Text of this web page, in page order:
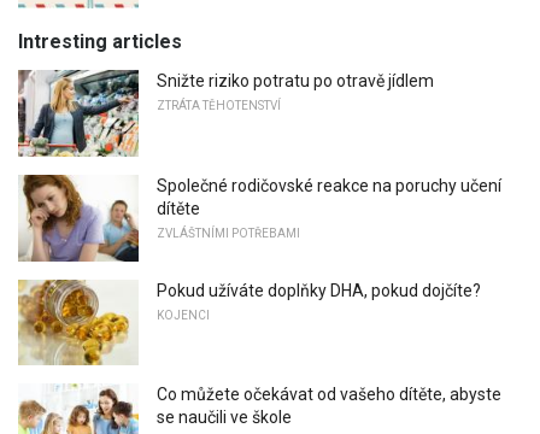
Intresting articles
Snižte riziko potratu po otravě jídlem
ZTRÁTA TĚHOTENSTVÍ
Společné rodičovské reakce na poruchy učení
dítěte
ZVLÁŠTNÍMI POTŘEBAMI
Pokud užíváte doplňky DHA, pokud dojčíte?
KOJENCI
Co můžete očekávat od vašeho dítěte, abyste
se naučili ve škole